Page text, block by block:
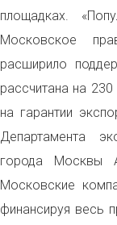
площадках.
Московское
расширило
рассчитана на
на гарантии
Департамента
города Москвы
Московские
финансируя весь